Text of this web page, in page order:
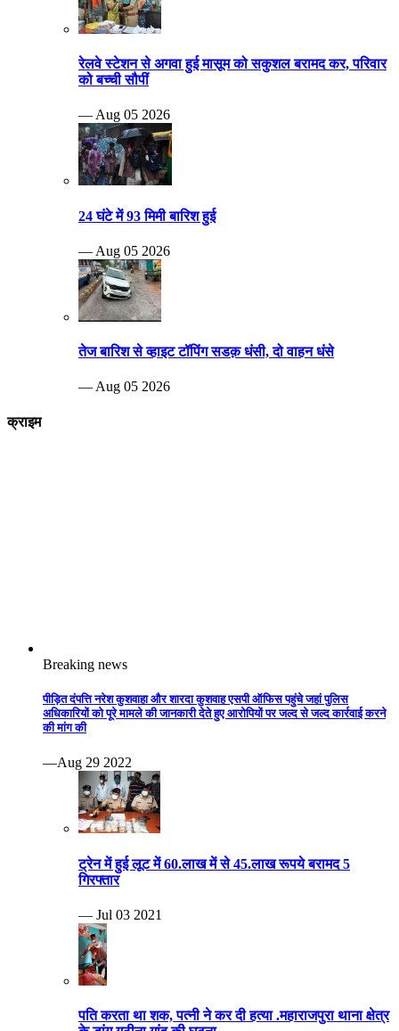
24 घंटे में 93 मिमी बारिश हुई
— Aug 05 2026
तेज बारिश से व्हाइट टॉपिंग सडक़ धंसी, दो वाहन धंसे
Breaking news
पीड़ित दंपत्ति नरेश कुशवाहा और शारदा कुशवाह एसपी ऑफिस पहुंचे जहां पुलिस
की मांग की
—Aug 29 2022
युवक ने अपनी ही प्रेमिका की गला घोंटकर हत्या कर दी।
— May 12 2021